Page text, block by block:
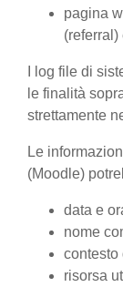
pagina
(referral)
I log file di
le finalità
strettamente
Le
(Moodle)
data e
nome
contesto
risorsa